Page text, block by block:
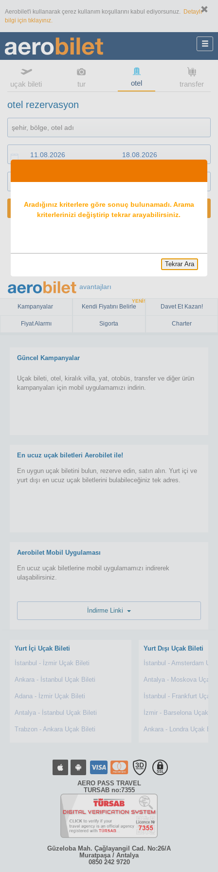
Aerobilet'i kullanarak çerez kullanım koşullarını kabul ediyorsunuz.
Detaylı
bilgi için tıklayınız.
uçak bileti tur otel transfer
otel rezervasyon
1 oda 2 konuk
ARA
avantajları
Kampanyalar Kendi Fiyatını Belirle
YENİ!
Davet Et Kazan!
Fiyat Alarmı Sigorta Charter
Güncel Kampanyalar
Uçak bileti, otel, kiralık villa, yat, otobüs, transfer ve diğer ürün
kampanyaları için mobil uygulamamızı indirin.
En ucuz uçak biletleri Aerobilet ile!
En uygun uçak biletini bulun, rezerve edin, satın alın. Yurt içi ve
yurt dışı en ucuz uçak biletlerini bulabileceğiniz tek adres.
Aerobilet Mobil Uygulaması
En ucuz uçak biletlerine mobil uygulamamızı indirerek
ulaşabilirsiniz.
Yurt İçi Uçak Bileti
İstanbul - İzmir Uçak Bileti
Ankara - İstanbul Uçak Bileti
Adana - İzmir Uçak Bileti
Antalya - İstanbul Uçak Bileti
Trabzon - Ankara Uçak Bileti
Yurt Dışı Uçak Bileti
İstanbul - Amsterdam
Antalya - Moskova Uçak
İstanbul - Frankfurt Uçak
İzmir - Barselona Uçak
Ankara - Londra Uçak
AERO PASS TRAVEL
TURSAB no:7355
Güzeloba Mah. Çağlayangil Cad. No:26/A
Muratpaşa / Antalya
0850 242 9720
Aradığınız kriterlere göre sonuç bulunamadı. Arama
kriterlerinizi değiştirip tekrar arayabilirsiniz.
Tekrar Ara